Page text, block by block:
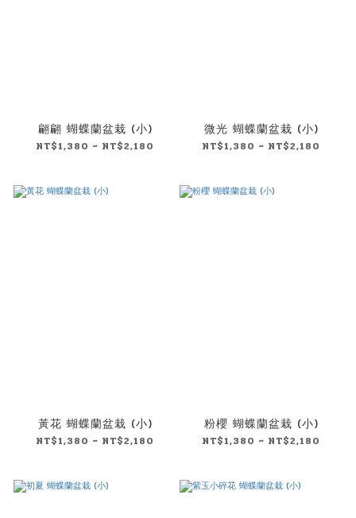
翩翩 蝴蝶蘭盆栽 (小)
NT$1,380 ~ NT$2,180
微光 蝴蝶蘭盆栽 (小)
NT$1,380 ~ NT$2,180
黃花 蝴蝶蘭盆栽 (小)
NT$1,380 ~ NT$2,180
粉櫻 蝴蝶蘭盆栽 (小)
NT$1,380 ~ NT$2,180